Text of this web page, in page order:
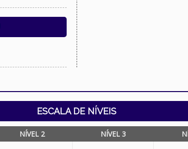
ESCALA DE NÍVEIS
NÍVEL 2 NÍVEL 3